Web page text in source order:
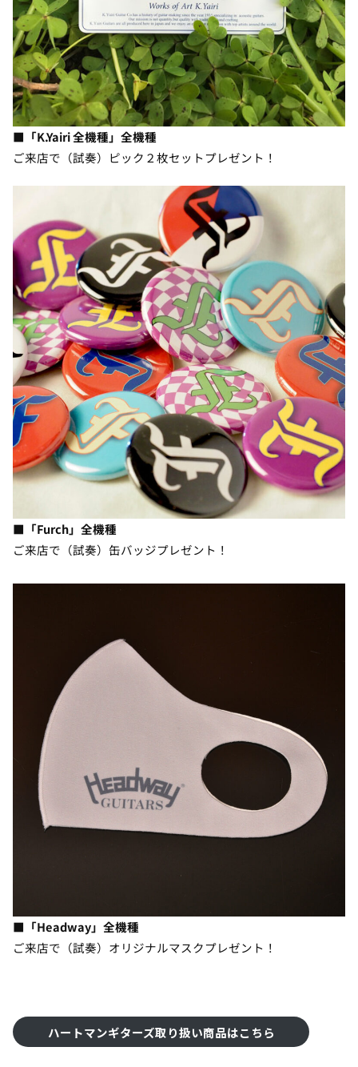
■「K.Yairi 全機種」全機種
ご来店で（試奏）ピック２枚セットプレゼント！
■「Furch」全機種
ご来店で（試奏）缶バッジプレゼント！
■「Headway」全機種
ご来店で（試奏）オリジナルマスクプレゼント！
ハートマンギターズ取り扱い商品はこちら